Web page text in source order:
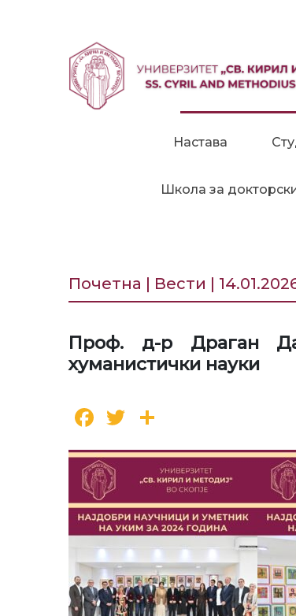
Настава
Школа за
Почетна | Вести |
Проф. д-р Драган
хуманистички науки
Facebook
Twitter